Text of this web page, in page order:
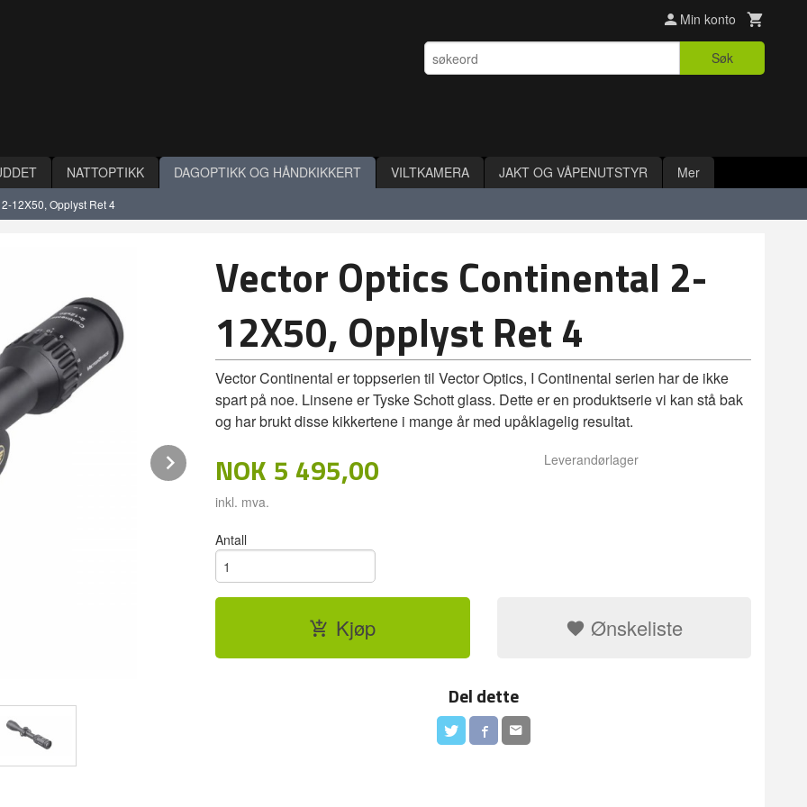
Min konto
Søk
NATTOPTIKK DAGOPTIKK OG HÅNDKIKKERT VILTKAMERA JAKT OG VÅPENUTSTYR Mer
12X50, Opplyst Ret 4
Next
Vector Optics Continental 2-
12X50, Opplyst Ret 4
Vector Continental er toppserien til Vector Optics, I Continental serien har de ikke
spart på noe. Linsene er Tyske Schott glass. Dette er en produktserie vi kan stå bak
og har brukt disse kikkertene i mange år med upåklagelig resultat.
NOK 5 495,00
inkl. mva.
Leverandørlager
Antall
Kjøp Ønskeliste
Del dette